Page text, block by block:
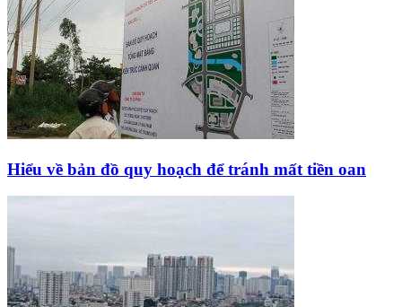
Hiểu về bản đồ quy hoạch để tránh mất tiền oan